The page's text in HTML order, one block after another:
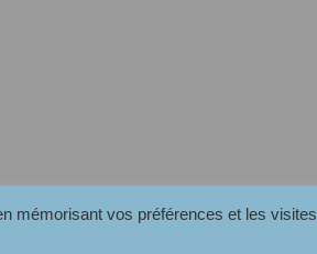
mémorisant vos préférences et les visites